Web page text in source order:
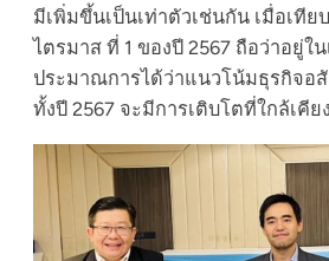
มีเพิ่มขึ้นเป็นเท่าตัวเช่นกัน เมื่อเทีย
ไตรมาส ที่ 1 ของปี 2567 ถือว่าอยู่
ประมาณการได้ว่าแนวโน้มธุรกิจอ
ทั้งปี 2567 จะมีการเติบโตที่ใกล้เคีย